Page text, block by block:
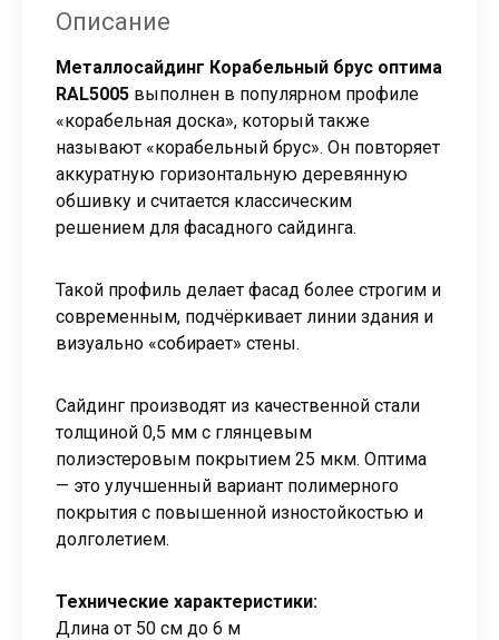
Описание
Металлосайдинг Корабельный брус оптима
RAL5005 выполнен в популярном профиле
«корабельная доска», который также
называют «корабельный брус». Он повторяет
аккуратную горизонтальную деревянную
обшивку и считается классическим
решением для фасадного сайдинга.
Такой профиль делает фасад более строгим и
современным, подчёркивает линии здания и
визуально «собирает» стены.
Сайдинг производят из качественной стали
толщиной 0,5 мм с глянцевым
полиэстеровым покрытием 25 мкм. Оптима
— это улучшенный вариант полимерного
покрытия с повышенной изностойкостью и
долголетием.
Технические характеристики:
Длина от 50 см до 6 м